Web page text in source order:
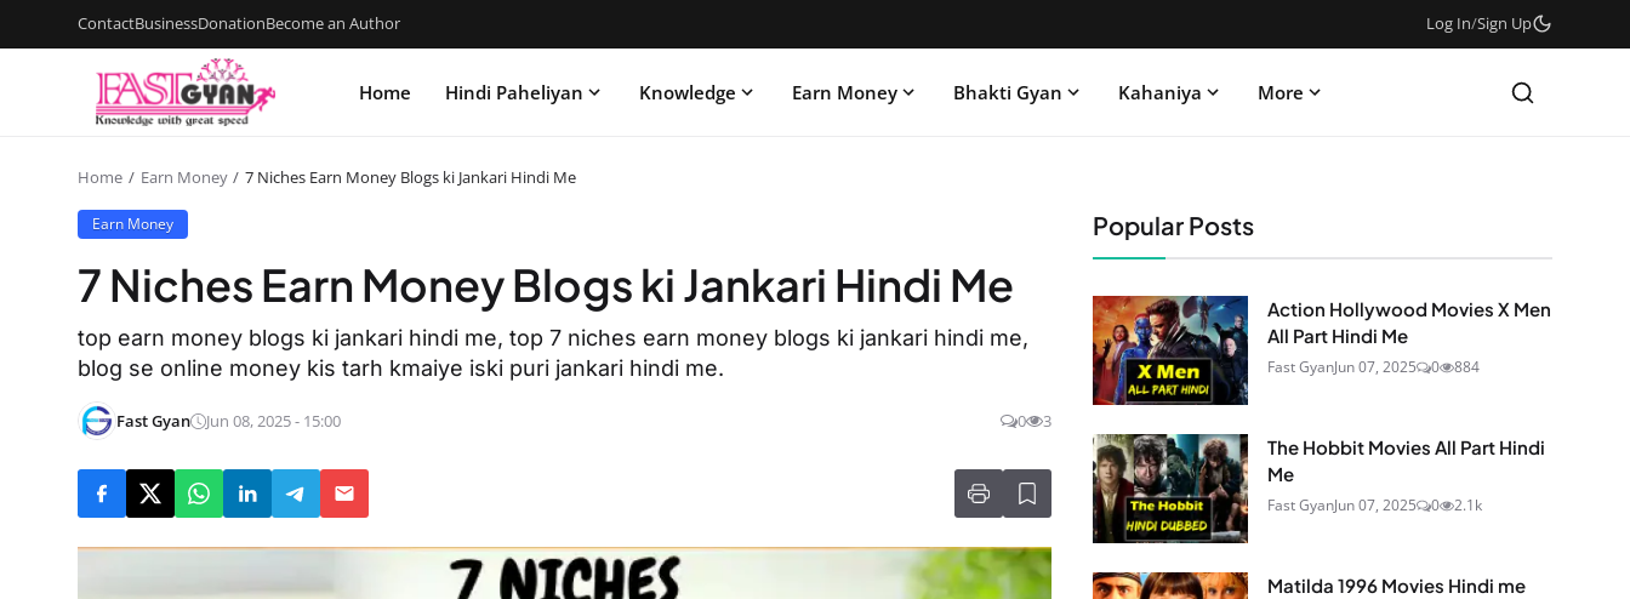
ContactBusinessDonationBecome an Author Log In/Sign Up
Home Hindi Paheliyan Knowledge Earn Money Bhakti Gyan Kahaniya More
Home Earn Money 7 Niches Earn Money Blogs ki Jankari Hindi Me
Earn Money
7 Niches Earn Money Blogs ki Jankari Hindi Me
top earn money blogs ki jankari hindi me, top 7 niches earn money blogs ki jankari hindi me,
blog se online money kis tarh kmaiye iski puri jankari hindi me.
Fast Gyan Jun 08, 2025 - 15:00 0 3
Popular Posts
Action Hollywood Movies X Men
All Part Hindi Me
Fast GyanJun 07, 2025 0 884
The Hobbit Movies All Part Hindi
Me
Fast GyanJun 07, 2025 0 2.1k
Matilda 1996 Movies Hindi me